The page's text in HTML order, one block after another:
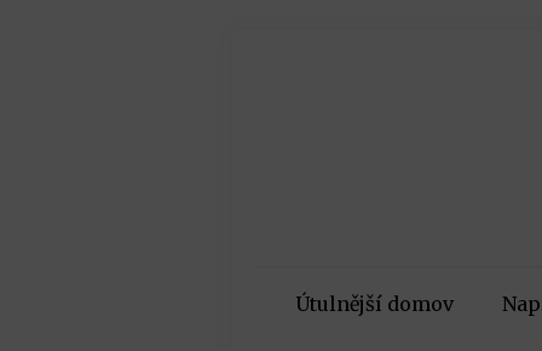
Útulnější domov